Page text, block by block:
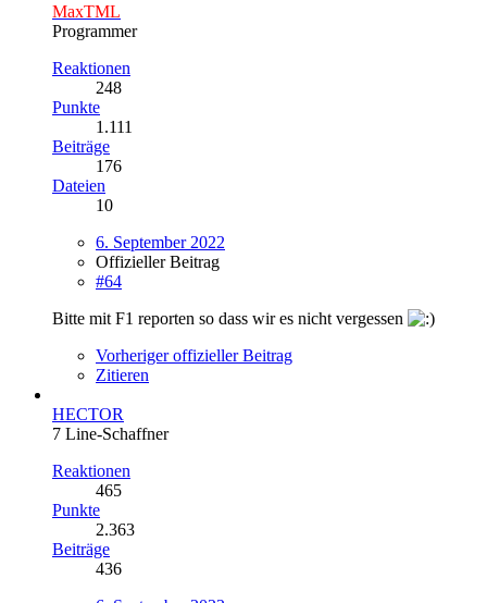
MaxTML
Programmer
Reaktionen
248
Punkte
1.111
Beiträge
176
Dateien
10
6. September 2022
Offizieller Beitrag
#64
Bitte mit F1 reporten so dass wir es nicht vergessen
Vorheriger offizieller Beitrag
Zitieren
HECTOR
7 Line-Schaffner
Reaktionen
465
Punkte
2.363
Beiträge
436